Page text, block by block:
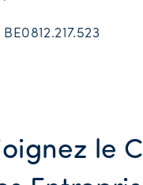
BE0812.217.523
le